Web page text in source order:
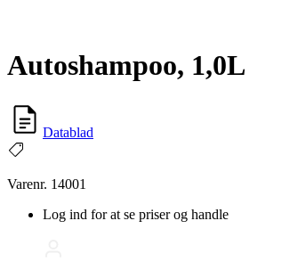
Autoshampoo, 1,0L
Datablad
Varenr. 14001
Log ind for at se priser og handle